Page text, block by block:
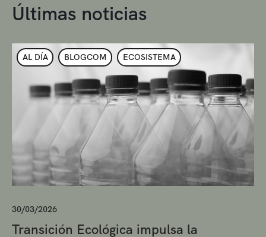
Últimas noticias
AL DÍA BLOGCOM ECOSISTEMA
30/03/2026
Transición Ecológica impulsa la